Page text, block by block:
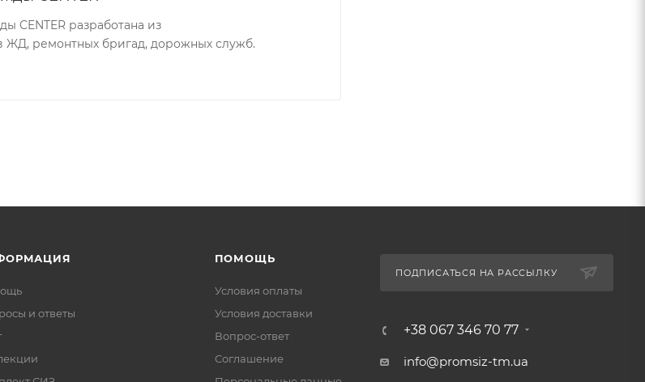
CENTER разработана из
ЖД, ремонтных бригад, дорожных служб.
и ответы
ПОМОЩЬ
Условия оплаты
Условия доставки
Вопрос-ответ
Соглашение
ПОДПИСАТЬСЯ НА РАССЫЛКУ
+38 067 346 70 77
info@promsiz-tm.ua